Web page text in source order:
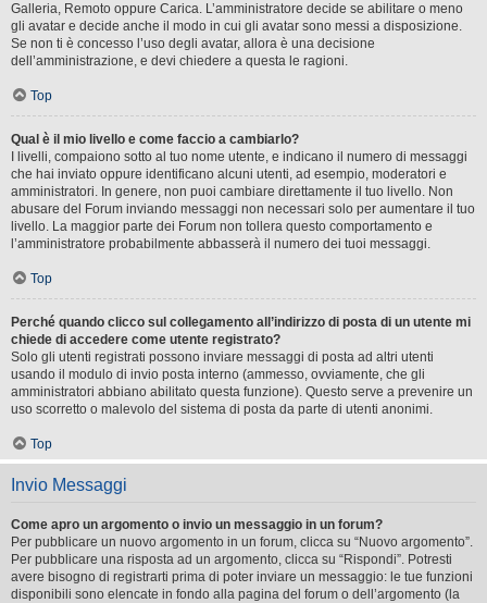
Galleria, Remoto oppure Carica. L’amministratore decide se abilitare o meno
gli avatar e decide anche il modo in cui gli avatar sono messi a disposizione.
Se non ti è concesso l’uso degli avatar, allora è una decisione
dell’amministrazione, e devi chiedere a questa le ragioni.
Top
Qual è il mio livello e come faccio a cambiarlo?
I livelli, compaiono sotto al tuo nome utente, e indicano il numero di messaggi
che hai inviato oppure identificano alcuni utenti, ad esempio, moderatori e
amministratori. In genere, non puoi cambiare direttamente il tuo livello. Non
abusare del Forum inviando messaggi non necessari solo per aumentare il tuo
livello. La maggior parte dei Forum non tollera questo comportamento e
l’amministratore probabilmente abbasserà il numero dei tuoi messaggi.
Top
Perché quando clicco sul collegamento all’indirizzo di posta di un utente mi
chiede di accedere come utente registrato?
Solo gli utenti registrati possono inviare messaggi di posta ad altri utenti
usando il modulo di invio posta interno (ammesso, ovviamente, che gli
amministratori abbiano abilitato questa funzione). Questo serve a prevenire un
uso scorretto o malevolo del sistema di posta da parte di utenti anonimi.
Top
Invio Messaggi
Come apro un argomento o invio un messaggio in un forum?
Per pubblicare un nuovo argomento in un forum, clicca su “Nuovo argomento”.
Per pubblicare una risposta ad un argomento, clicca su “Rispondi”. Potresti
avere bisogno di registrarti prima di poter inviare un messaggio: le tue funzioni
disponibili sono elencate in fondo alla pagina del forum o dell’argomento (la